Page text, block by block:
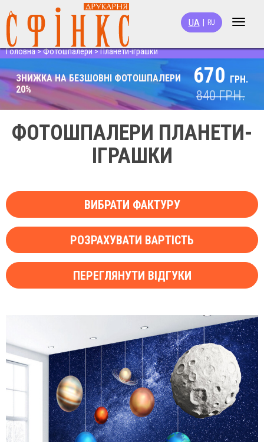
Toggle
UA RU
Головна>Фотошпалери>Планети-іграшки
ЗНИЖКА НА БЕЗШОВНІ ФОТОШПАЛЕРИ
20%
670 ГРН.
840ГРН.
ФОТОШПАЛЕРИ ПЛАНЕТИ-
ІГРАШКИ
ВИБРАТИ ФАКТУРУ
РОЗРАХУВАТИ ВАРТІСТЬ
ПЕРЕГЛЯНУТИ ВІДГУКИ